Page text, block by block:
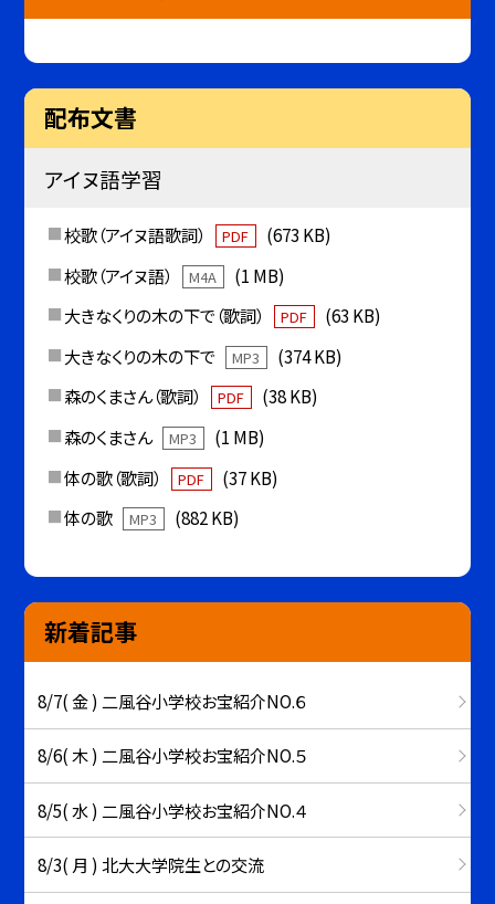
配布文書
アイヌ語学習
校歌（アイヌ語歌詞） PDF
(673 KB)
校歌（アイヌ語）
M4A
(1 MB)
大きなくりの木の下で（歌詞）
PDF
(63 KB)
大きなくりの木の下で
MP3
(374 KB)
森のくまさん（歌詞）
PDF
(38 KB)
森のくまさん
MP3
(1 MB)
体の歌（歌詞）
PDF
(37 KB)
体の歌
MP3 (882 KB)
新着記事
8/7( 金 ) 二風谷小学校お宝紹介NO.６
8/6( 木 ) 二風谷小学校お宝紹介NO.５
8/5( 水 ) 二風谷小学校お宝紹介NO.４
8/3( 月 ) 北大大学院生との交流